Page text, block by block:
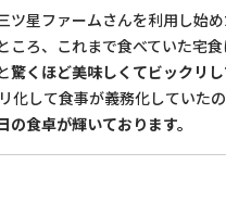
ツ星ファームさんを利用し始
ころ、これまで食べていた宅食
驚くほど美味しくてビックリ
化して食事が義務化していた
の食卓が輝いております。